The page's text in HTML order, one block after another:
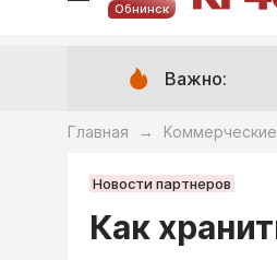
Обнинск
Важно:
Главная →
Новости партнеров
Как